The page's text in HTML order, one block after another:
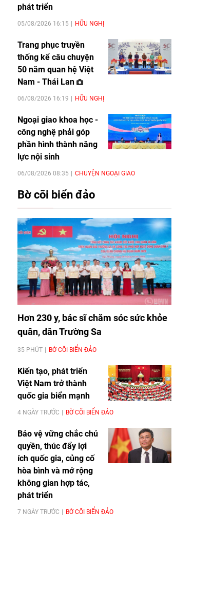
phát triển
05/08/2026 16:15 HỮU NGHỊ
Trang phục truyền
thống kể câu chuyện
50 năm quan hệ Việt
Nam - Thái Lan
06/08/2026 16:19 HỮU NGHỊ
Ngoại giao khoa học -
công nghệ phải góp
phần hình thành năng
lực nội sinh
06/08/2026 08:35 CHUYỆN NGOẠI GIAO
Bờ cõi biển đảo
Hơn 230 y, bác sĩ chăm sóc sức khỏe
quân, dân Trường Sa
35 PHÚT BỜ CÕI BIỂN ĐẢO
Kiến tạo, phát triển
Việt Nam trở thành
quốc gia biển mạnh
4 NGÀY TRƯỚC BỜ CÕI BIỂN ĐẢO
Bảo vệ vững chắc chủ
quyền, thúc đẩy lợi
ích quốc gia, củng cố
hòa bình và mở rộng
không gian hợp tác,
phát triển
7 NGÀY TRƯỚC BỜ CÕI BIỂN ĐẢO